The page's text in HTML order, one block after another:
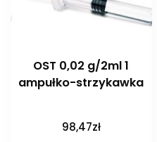
OST 0,02 g/2ml 1
ampułko-strzykawka
98,47zł